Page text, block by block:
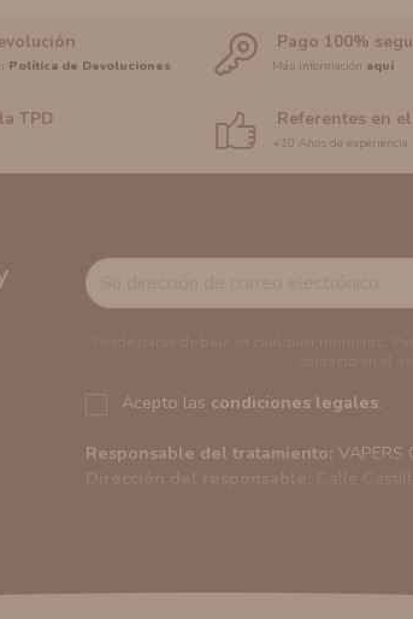
Política de Devoluciones
Pago 100%
Más información aquí
TPD Referentes en
+10 Años de experiencia
Acepto las condiciones legales.
Responsable del tratamiento: VAPERS
Sus datos serán usados
similares a los artículos que ha